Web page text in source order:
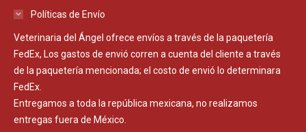
Políticas de Envío
Veterinaria del Ángel ofrece envíos a través de la paquetería
FedEx, Los gastos de envió corren a cuenta del cliente a través
de la paquetería mencionada; el costo de envió lo determinara
FedEx.
Entregamos a toda la república mexicana, no realizamos
entregas fuera de México.